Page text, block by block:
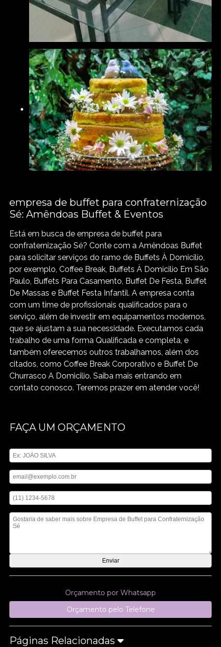
empresa de buffet para confraternização
Sé: Amêndoas Buffet & Eventos
Está em busca de empresa de buffet para
confraternização Sé? Conte com a Amêndoas Buffet
para solicitar serviços do ramo de Buffets À Domicilío,
por exemplo, Coffee Break, Buffets À Domicilío Em São
Paulo, Buffets Para Casamento, Buffet De Festa, Buffet
De Massas e Buffet Festa Infantil. A empresa conta
com um time de profissionais qualificados para o
serviço, além de investir em equipamentos modernos,
que se ajustam a sua necessidade. Executamos cada
trabalho de uma forma Qualificada e completa, e
também oferecemos outros trabalhamos, além dos
citados, como Coffee Break Corporativo e Buffet De
Churrasco A Domicilio. Saiba mais entrando em
contato conosco. Teremos prazer em atender você!
FAÇA UM ORÇAMENTO
Orçamento por Whatsapp
Orçamento pelo Telefone
Páginas Relacionadas